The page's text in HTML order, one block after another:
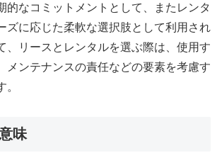
的なコミットメントとして、またレンタ
ズに応じた柔軟な選択肢として利用され
、リースとレンタルを選ぶ際は、使用す
メンテナンスの責任などの要素を考慮す
味